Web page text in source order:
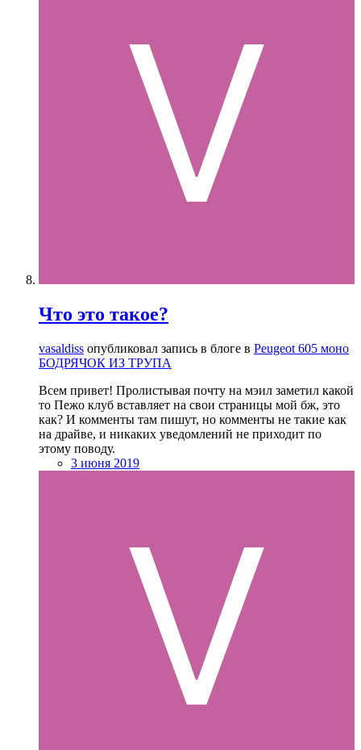
Что это такое?
vasaldiss опубликовал запись в блоге в Peugeot 605 моно
БОДРЯЧОК ИЗ ТРУПА
Всем привет! Пролистывая почту на мэил заметил какой
то Пежо клуб вставляет на свои страницы мой бж, это
как? И комменты там пишут, но комменты не такие как
на драйве, и никаких уведомлений не приходит по
этому поводу.
3 июня 2019